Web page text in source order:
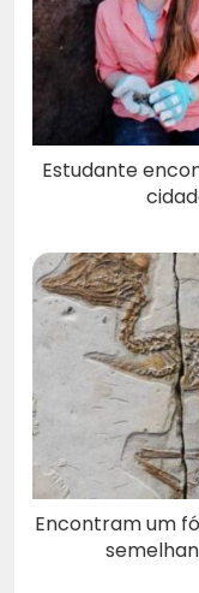
Estudante
Encontram um